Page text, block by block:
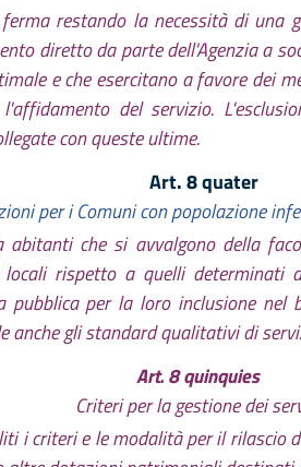
restando la necessità di
diretto da parte dell'Agenzia a
e che esercitano a favore dei
del servizio.
con queste ultime.
Art. 8 quater
per i Comuni con popolazione
che si avvalgono della
rispetto a quelli
pubblica per la loro inclusione
anche gli standard qualitativi di
Art. 8 quinquies
Criteri per la gestione dei
i criteri e le modalità per il rilascio